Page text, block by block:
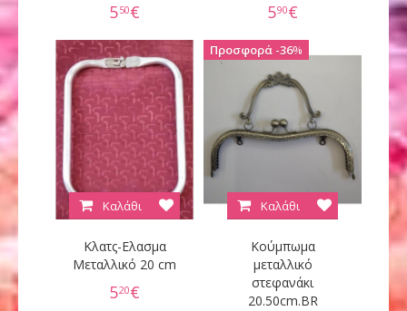
550€ 590€
Κλατς-Ελασμα
Μεταλλικό 20 cm
520€
Καλάθι
Κούμπωμα
μεταλλικό
στεφανάκι
20.50cm.BR
Καλάθι
36%